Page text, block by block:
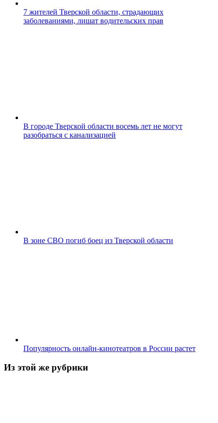
7 жителей Тверской области, страдающих
заболеваниями, лишат водительских прав
В городе Тверской области восемь лет не могут
разобраться с канализацией
В зоне СВО погиб боец из Тверской области
Популярность онлайн-кинотеатров в России растет
Из этой же рубрики